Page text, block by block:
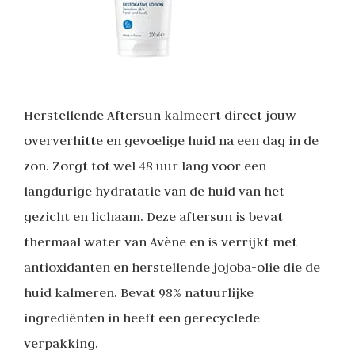
Herstellende Aftersun kalmeert direct jouw
oververhitte en gevoelige huid na een dag in de
zon. Zorgt tot wel 48 uur lang voor een
langdurige hydratatie van de huid van het
gezicht en lichaam. Deze aftersun is bevat
thermaal water van Avène en is verrijkt met
antioxidanten en herstellende jojoba-olie die de
huid kalmeren. Bevat 98% natuurlijke
ingrediënten in heeft een gerecyclede
verpakking.